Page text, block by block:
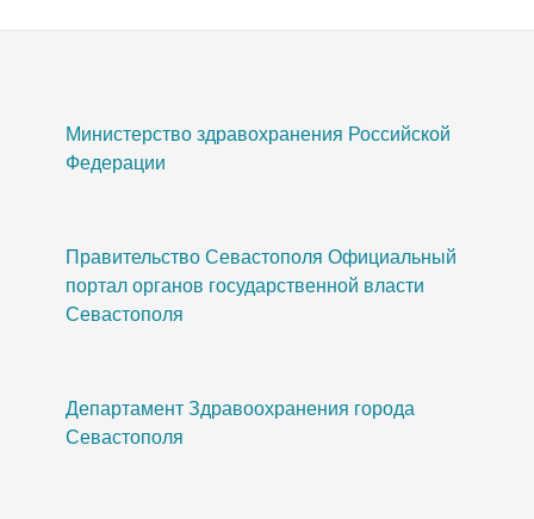
Министерство здравохранения Российской
Федерации
Правительство Севастополя Официальный
портал органов государственной власти
Севастополя
Департамент Здравоохранения города
Севастополя